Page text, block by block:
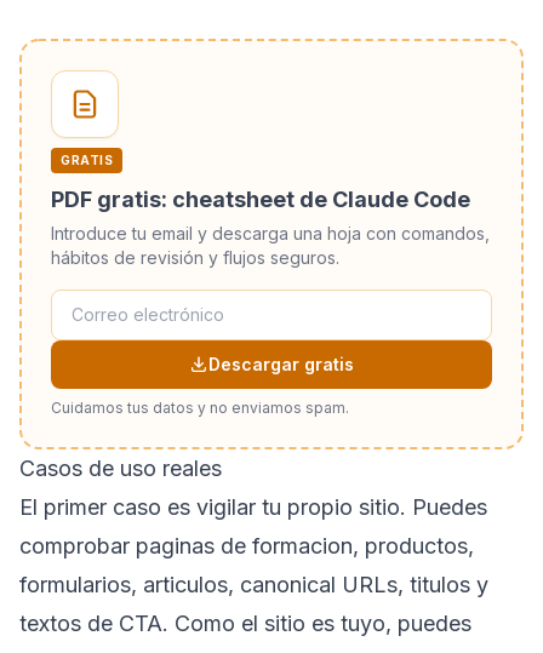
GRATIS
PDF gratis: cheatsheet de Claude Code
Introduce tu email y descarga una hoja con comandos,
hábitos de revisión y flujos seguros.
Descargar gratis
Cuidamos tus datos y no enviamos spam.
Casos de uso reales
El primer caso es vigilar tu propio sitio. Puedes
comprobar paginas de formacion, productos,
formularios, articulos, canonical URLs, titulos y
textos de CTA. Como el sitio es tuyo, puedes